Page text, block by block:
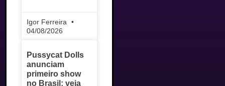
Igor Ferreira
04/08/2026
Pussycat Dolls
anunciam
primeiro show
no Brasil; veja